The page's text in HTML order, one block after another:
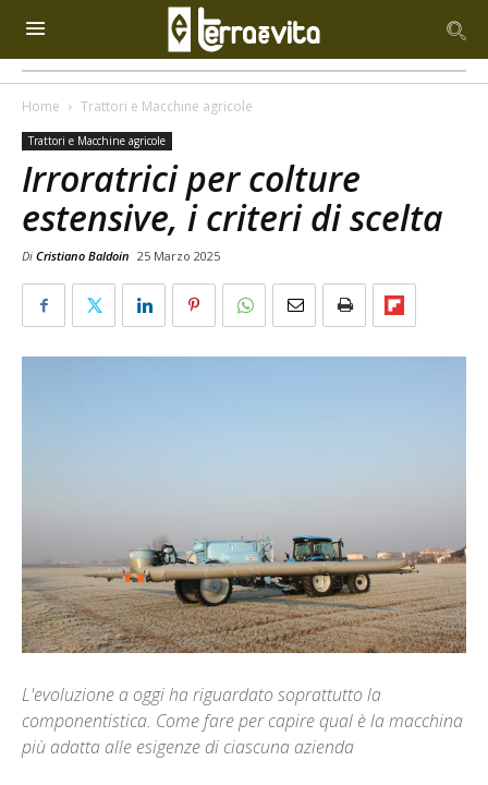
Home Trattori e Macchine agricole
Trattori e Macchine agricole
Irroratrici per colture
estensive, i criteri di scelta
Di Cristiano Baldoin 25 Marzo 2025
L'evoluzione a oggi ha riguardato soprattutto la
componentistica. Come fare per capire qual è la macchina
più adatta alle esigenze di ciascuna azienda